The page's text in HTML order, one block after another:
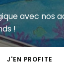
avec nos
!
J'EN PROFITE